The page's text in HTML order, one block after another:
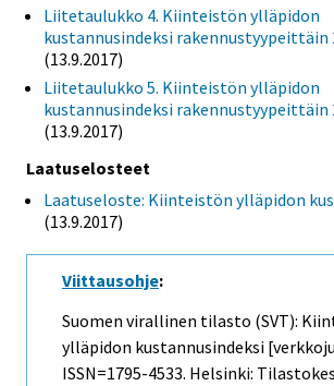
Liitetaulukko 4. Kiinteistön ylläpidon
kustannusindeksi rakennustyypeittäin
(13.9.2017)
Liitetaulukko 5. Kiinteistön ylläpidon
kustannusindeksi rakennustyypeittäin
(13.9.2017)
Laatuselosteet
Laatuseloste: Kiinteistön ylläpidon
(13.9.2017)
Viittausohje:
Suomen virallinen tilasto (SVT):
ylläpidon kustannusindeksi
ISSN=1795-4533. Helsinki: